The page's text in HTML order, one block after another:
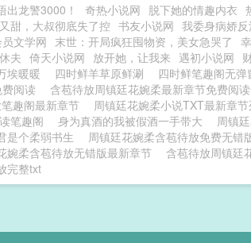
出龙警3000！ 奇热小说网 脱下她的情趣内衣
甜，大叔彻底失了控 书友小说网 我委身病娇
文学网 末世：开局疯狂囤物资，美女急哭了
夫 倚天小说网 放开她，让我来 遇初小说网
埃暖暖 四时鲜羊草原鲜涮 四时鲜笔趣阁无弹
阅读 含苞待放周镇廷花婉柔最新章节免费阅
趣阁最新章节 周镇廷花婉柔小说TXT最新章节
笔趣阁 身为真酒的我被假酒一手带大
周镇
是个柔弱书生 周镇廷花婉柔含苞待放免费无错
婉柔含苞待放无错版最新章节
含苞待放周镇廷
完整txt